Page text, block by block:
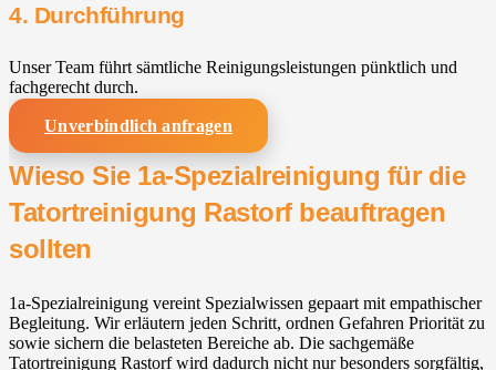
4. Durchführung
Unser Team führt sämtliche Reinigungsleistungen pünktlich und
fachgerecht durch.
Unverbindlich anfragen
Wieso Sie 1a-Spezialreinigung für die
Tatortreinigung Rastorf beauftragen
sollten
1a-Spezialreinigung vereint Spezialwissen gepaart mit empathischer
Begleitung. Wir erläutern jeden Schritt, ordnen Gefahren Priorität zu
sowie sichern die belasteten Bereiche ab. Die sachgemäße
Tatortreinigung Rastorf wird dadurch nicht nur besonders sorgfältig,